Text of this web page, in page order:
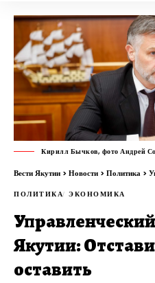
Кирилл Бычков, фото Андрей
Вести Якутии >Новости >Политика >
ПОЛИТИКА ЭКОНОМИКА
Якутии:
оставить